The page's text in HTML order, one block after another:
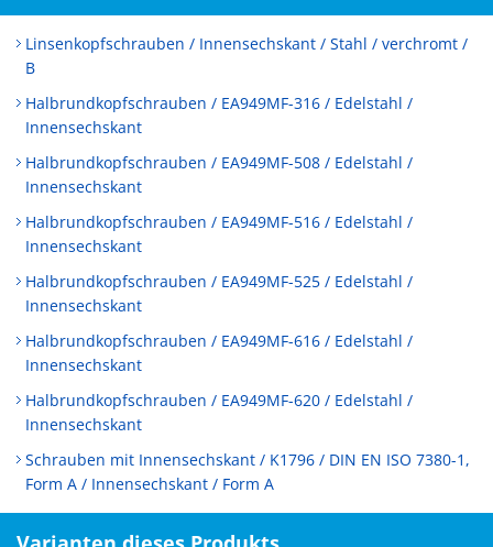
Linsenkopfschrauben / Innensechskant / Stahl / verchromt /
B
Halbrundkopfschrauben / EA949MF-316 / Edelstahl /
Innensechskant
Halbrundkopfschrauben / EA949MF-508 / Edelstahl /
Innensechskant
Halbrundkopfschrauben / EA949MF-516 / Edelstahl /
Innensechskant
Halbrundkopfschrauben / EA949MF-525 / Edelstahl /
Innensechskant
Halbrundkopfschrauben / EA949MF-616 / Edelstahl /
Innensechskant
Halbrundkopfschrauben / EA949MF-620 / Edelstahl /
Innensechskant
Schrauben mit Innensechskant / K1796 / DIN EN ISO 7380-1,
Form A / Innensechskant / Form A